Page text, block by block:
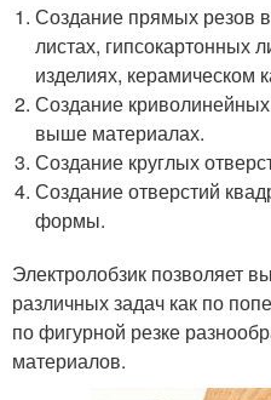
Создание прямых резов
листах, гипсокартонных
изделиях, керамическом
Создание
выше материалах.
Создание круглых
Создание отверстий
формы.
Электролобзик позволяет
различных задач как по
по фигурной резке
материалов.